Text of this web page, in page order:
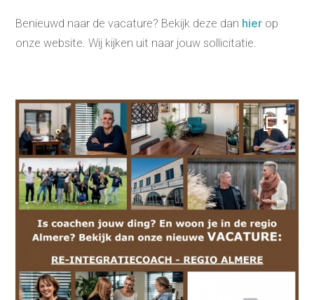
Uitkeringsinstantie
Aanvraag brochure 2026
Budgetcoaching on the job
Outplacement
2e Spoortraject
Mediation bij
conflictsituaties
Maatschappelijk
Verantwoord Ondernemen
Ons testcentrum
LeerWerkburo
Team
Locaties
Vacatures
Contact
Klanten aan het
woord
Benieuwd naar de vacature? Bekijk deze dan hier op
onze website. Wij kijken uit naar jouw sollicitatie.